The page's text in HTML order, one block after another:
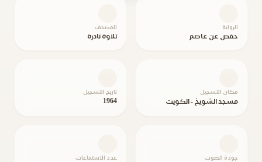
الرواية
حفص عن عاصم
المصحف
تلاوة نادرة
مكان التسجيل
مسجد الشويخ - الكويت
تاريخ التسجيل
1964
جودة الصوت عدد الاستماعات